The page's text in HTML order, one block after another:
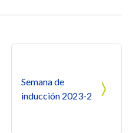
Semana de
inducción 2023-2